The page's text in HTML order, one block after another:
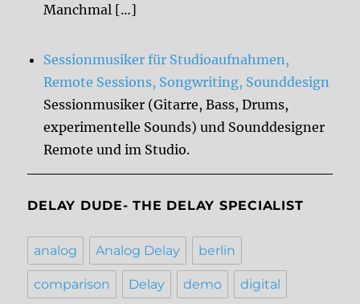
Manchmal […]
Sessionmusiker für Studioaufnahmen,
Remote Sessions, Songwriting, Sounddesign
Sessionmusiker (Gitarre, Bass, Drums,
experimentelle Sounds) und Sounddesigner
Remote und im Studio.
DELAY DUDE- THE DELAY SPECIALIST
analog Analog Delay berlin
comparison Delay demo digital